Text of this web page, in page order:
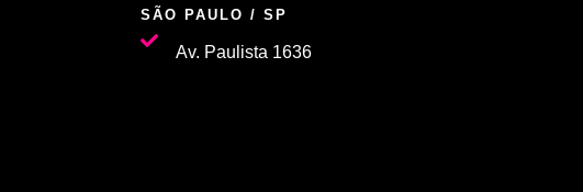
SÃO PAULO / SP
Av. Paulista 1636